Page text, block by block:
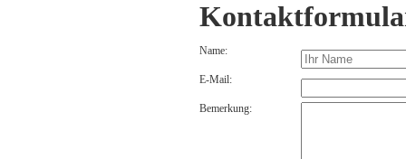
Name:
E-Mail:
Bemerkung: